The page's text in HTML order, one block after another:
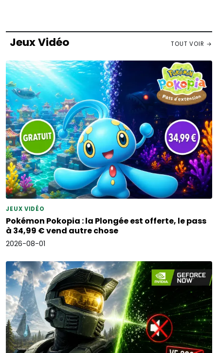
Jeux Vidéo TOUT VOIR →
JEUX VIDÉO
Pokémon Pokopia : la Plongée est offerte, le pass
à 34,99 € vend autre chose
2026-08-01